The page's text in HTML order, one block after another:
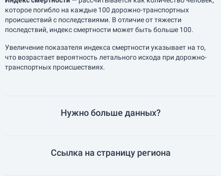
которое погибло на каждые 100 дорожно-транспортных
происшествий с последствиями. В отличие от тяжести
последствий, индекс смертности может быть больше 100.
Увеличение показателя индекса смертности указывает на то,
что возрастает вероятность летального исхода при дорожно-
транспортных происшествиях.
Нужно больше данных?
Ссылка на страницу региона